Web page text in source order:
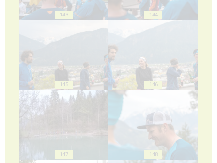
143 144
145 146
147 148